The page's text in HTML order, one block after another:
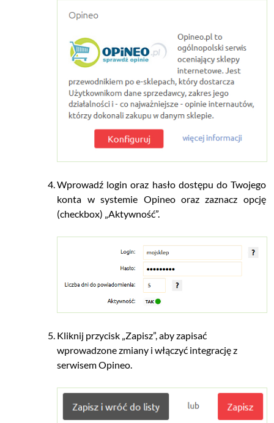
Wprowadź login oraz hasło dostępu do Twojego
konta w systemie Opineo oraz zaznacz opcję
(checkbox) „Aktywność”.
Kliknij przycisk „Zapisz”, aby zapisać
wprowadzone zmiany i włączyć integrację z
serwisem Opineo.